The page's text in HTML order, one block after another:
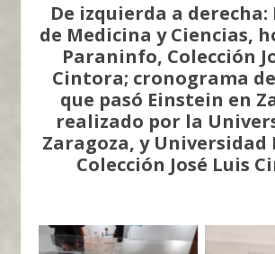
De izquierda a derecha:
de Medicina y Ciencias,
Paraninfo, Colección
Cintora; cronograma
que pasó Einstein en
realizado por la
Zaragoza, y
Colección José Luis